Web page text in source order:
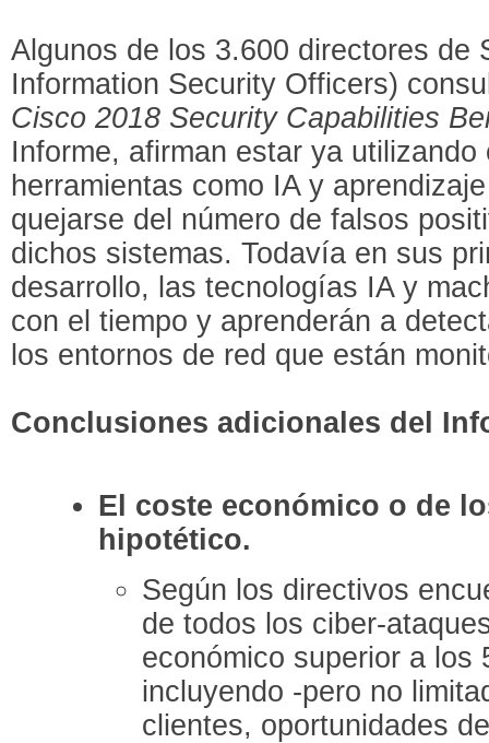
Algunos de los 3.600 directores de
Information Security Officers)
Cisco 2018 Security Capabilities
Informe, afirman estar ya
herramientas como IA y
quejarse del número de falsos
dichos sistemas. Todavía en sus
desarrollo, las tecnologías IA y
con el tiempo y aprenderán a
los entornos de red que están
Conclusiones adicionales del
El coste económico o de
hipotético.
Según los directivos
de todos los ciber-
económico superior a los
incluyendo -pero no
clientes, oportunidades